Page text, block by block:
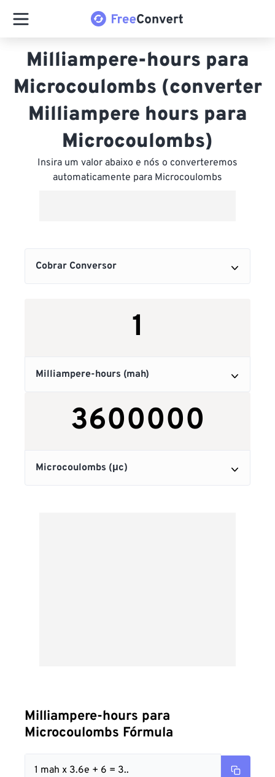
Milliampere-hours para
Microcoulombs (converter
Milliampere hours para
Microcoulombs)
Insira um valor abaixo e nós o converteremos
automaticamente para Microcoulombs
Milliampere-hours para
Microcoulombs Fórmula
1 mah x 3.6e + 6 = 3..